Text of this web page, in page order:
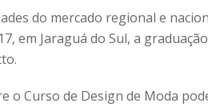
do mercado regional e
em Jaraguá do Sul, a
o Curso de Design de Moda